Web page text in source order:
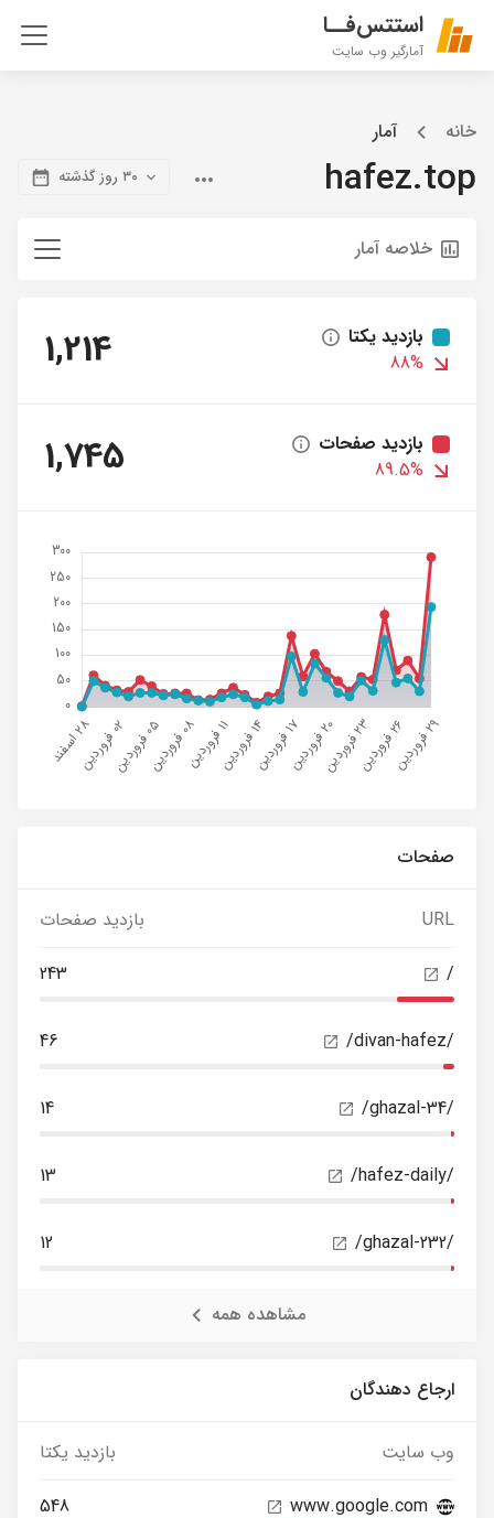
استتس‌فــا
آمارگیر وب سایت
خانه آمار
hafez.top ۳۰ روز گذشته
خلاصه آمار
بازدید یکتا
88%
1,214
بازدید صفحات
89.5%
1,745
صفحات
URL
بازدید صفحات
/
243
/divan-hafez/
46
/ghazal-34/
14
/hafez-daily/
13
/ghazal-232/
12
مشاهده همه
ارجاع دهندگان
وب سایت
بازدید یکتا
www.google.com
548